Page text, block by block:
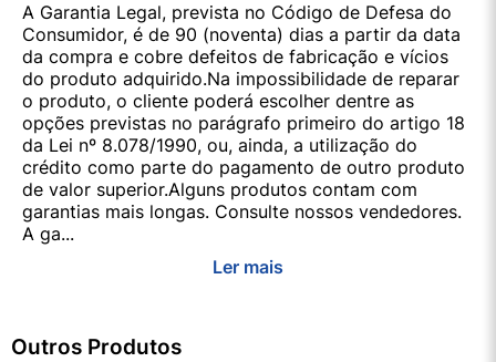
A Garantia Legal, prevista no Código de Defesa do
Consumidor, é de 90 (noventa) dias a partir da data
da compra e cobre defeitos de fabricação e vícios
do produto adquirido.Na impossibilidade de reparar
o produto, o cliente poderá escolher dentre as
opções previstas no parágrafo primeiro do artigo 18
da Lei nº 8.078/1990, ou, ainda, a utilização do
crédito como parte do pagamento de outro produto
de valor superior.Alguns produtos contam com
garantias mais longas. Consulte nossos vendedores.
A ga...
Ler mais
Outros Produtos